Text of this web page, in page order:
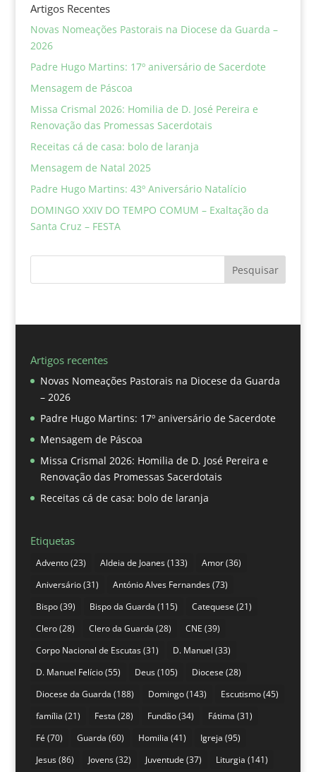
Artigos Recentes
Novas Nomeações Pastorais na Diocese da Guarda –
2026
Padre Hugo Martins: 17º aniversário de Sacerdote
Mensagem de Páscoa
Missa Crismal 2026: Homilia de D. José Pereira e
Renovação das Promessas Sacerdotais
Receitas cá de casa: bolo de laranja
Mensagem de Natal 2025
Padre Hugo Martins: 43º Aniversário Natalício
DOMINGO XXIV DO TEMPO COMUM – Exaltação da
Santa Cruz – FESTA
Pesquisar
Artigos recentes
Novas Nomeações Pastorais na Diocese da Guarda
– 2026
Padre Hugo Martins: 17º aniversário de Sacerdote
Mensagem de Páscoa
Missa Crismal 2026: Homilia de D. José Pereira e
Renovação das Promessas Sacerdotais
Receitas cá de casa: bolo de laranja
Etiquetas
Advento(23) Aldeia de Joanes(133) Amor(36)
Aniversário(31) António Alves Fernandes(73)
Bispo(39) Bispo da Guarda (115) Catequese (21)
Clero(28) Clero da Guarda (28) CNE (39)
Corpo Nacional de Escutas(31) D. Manuel (33)
D. Manuel Felício(55) Deus(105) Diocese (28)
Diocese da Guarda (188) Domingo(143) Escutismo(45)
família (21) Festa (28) Fundão(34) Fátima (31)
Fé (70) Guarda (60) Homilia (41) Igreja (95)
Jesus(86) Jovens(32) Juventude (37) Liturgia (141)